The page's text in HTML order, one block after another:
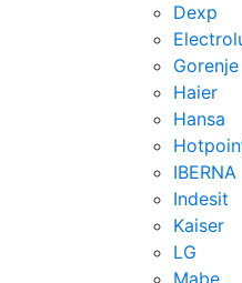
Dexp
Gorenje
Haier
Hansa
IBERNA
Indesit
Kaiser
LG
Mabe